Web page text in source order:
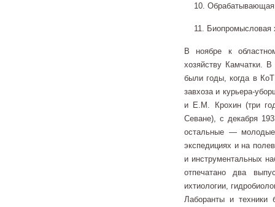
10. Обрабатывающая
11. Биопромысловая
В ноябре к
хозяйству Камчатки.
были годы, когда в
завхоза и курьера-
и Е.М. Крохин (три
Севане), с декабря
остальные — молодые
экспедициях и на
и инструментальных
отпечатано два
ихтиологии,
Лаборанты и